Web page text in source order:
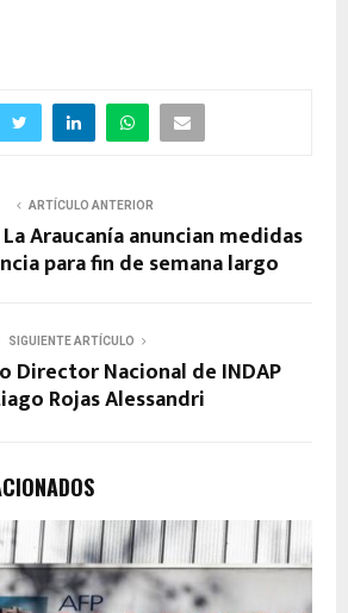
ARTÍCULO ANTERIOR
Araucanía anuncian medidas
para fin de semana largo
SIGUIENTE ARTÍCULO
Director Nacional de INDAP
Rojas Alessandri